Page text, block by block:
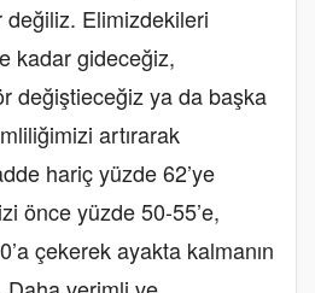
Elimizdekileri
kadar gideceğiz,
değiştieceğiz ya da başka
artırarak
hariç yüzde 62’ye
önce yüzde 50-55’e,
çekerek ayakta kalmanın